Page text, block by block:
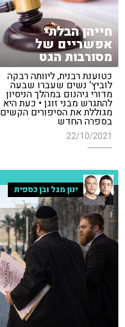
חייהן הבלתי
אפשריים של
מסורבות הגט
כטוענת רבנית, ליוותה רבקה
לוביץ' נשים שעברו שבעה
מדורי גיהנום במהלך הניסיון
להתגרש מבני זוגן • כעת היא
מגוללת את הסיפורים הקשים
בספרה החדש
22/10/2021
ינון מגל ובן כספית